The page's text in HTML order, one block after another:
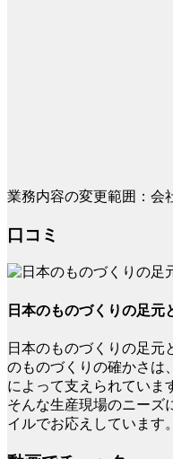
業務内容の変更範囲：会
口コミ
日本のものづくりの足元
日本のものづくりの足元
のものづくりの確かさは
によって支えられていま
そんな生産現場のニーズ
イルでお応えしています。